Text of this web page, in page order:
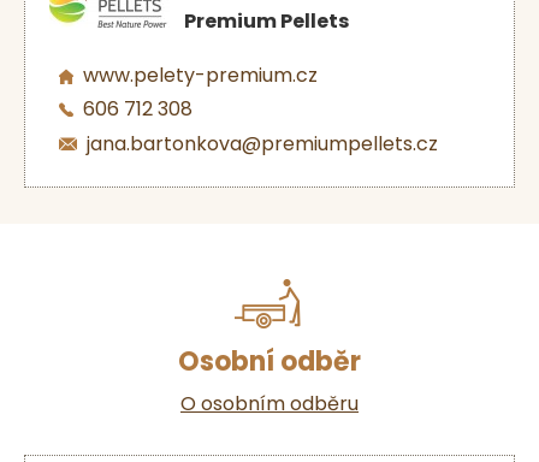
Premium Pellets
www.pelety-premium.cz
606 712 308
jana.bartonkova@premiumpellets.cz
Osobní odběr
O osobním odběru